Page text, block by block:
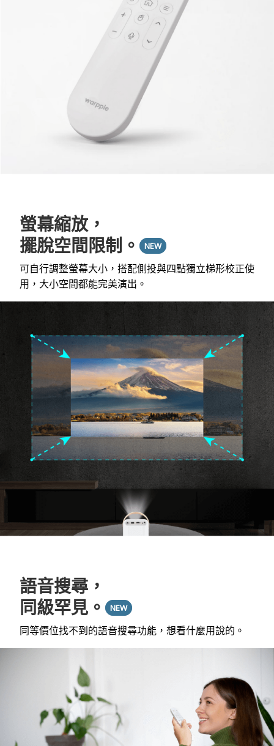
螢幕縮放，
擺脫空間限制。
NEW
可自行調整螢幕大小，搭配側投與四點獨立梯形校正使
用，大小空間都能完美演出。
語音搜尋，
同級罕見。
NEW
同等價位找不到的語音搜尋功能，想看什麼用說的。